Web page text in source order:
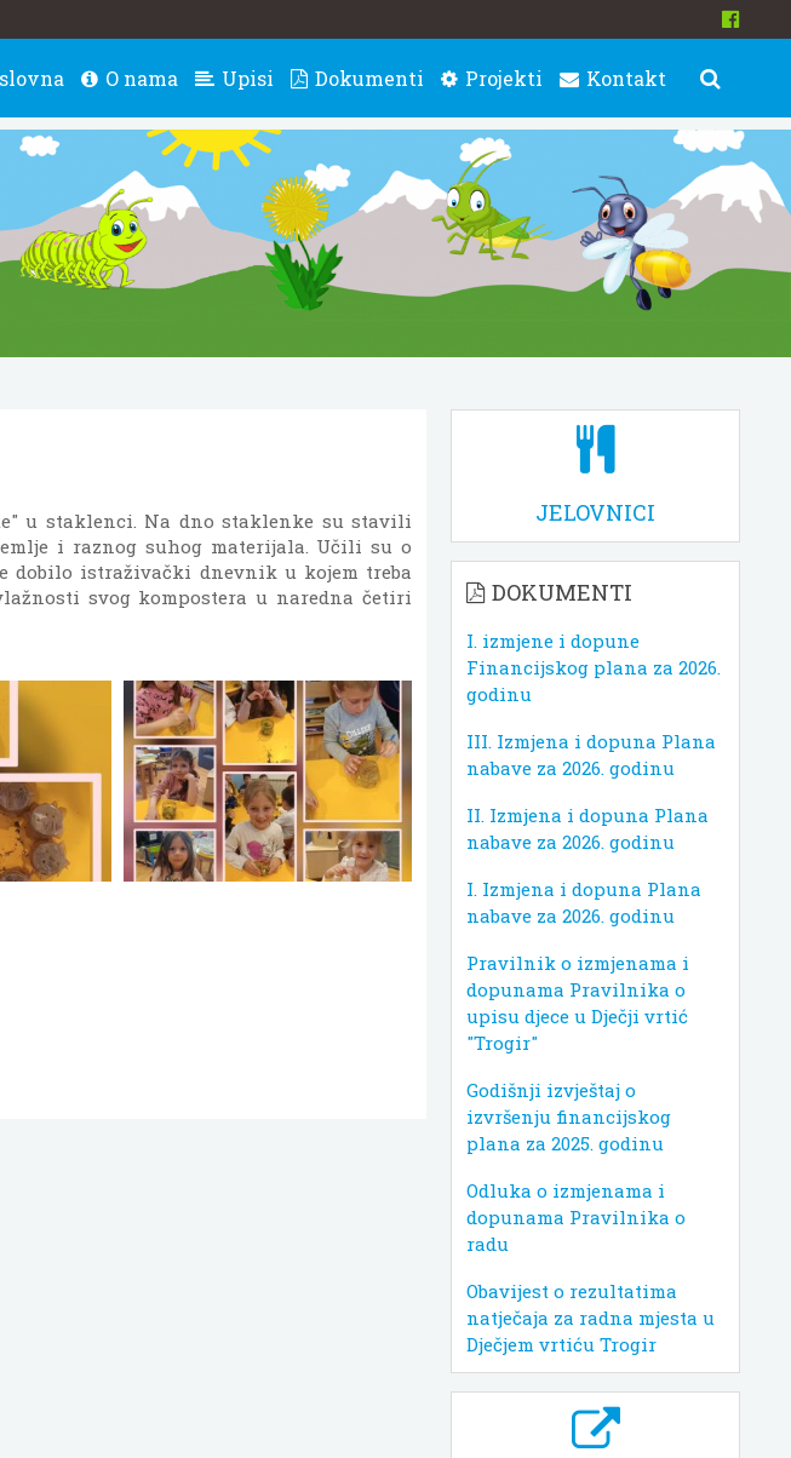
O nama Upisi Dokumenti Projekti Kontakt
u staklenci. Na dno staklenke su stavili
i raznog suhog materijala. Učili su o
dobilo istraživački dnevnik u kojem treba
svog kompostera u naredna četiri
JELOVNICI
DOKUMENTI
I. izmjene i dopune
Financijskog plana za 2026.
godinu
III. Izmjena i dopuna Plana
nabave za 2026. godinu
II. Izmjena i dopuna Plana
nabave za 2026. godinu
I. Izmjena i dopuna Plana
nabave za 2026. godinu
Pravilnik o izmjenama i
dopunama Pravilnika o
upisu djece u Dječji vrtić
"Trogir"
Godišnji izvještaj o
izvršenju financijskog
plana za 2025. godinu
Odluka o izmjenama i
dopunama Pravilnika o
radu
Obavijest o rezultatima
natječaja za radna mjesta u
Dječjem vrtiću Trogir